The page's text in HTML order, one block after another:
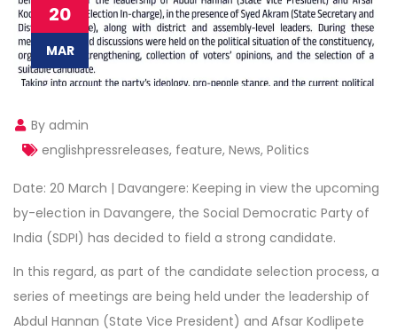
20
MAR
By admin
englishpressreleases, feature, News, Politics
Date: 20 March | Davangere: Keeping in view the upcoming
by-election in Davangere, the Social Democratic Party of
India (SDPI) has decided to field a strong candidate.
In this regard, as part of the candidate selection process, a
series of meetings are being held under the leadership of
Abdul Hannan (State Vice President) and Afsar Kodlipete